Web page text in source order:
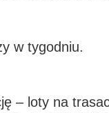
w tygodniu.
– loty na